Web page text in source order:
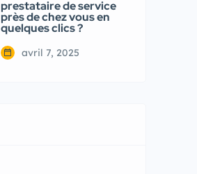
prestataire de service
près de chez vous en
quelques clics ?
avril 7, 2025